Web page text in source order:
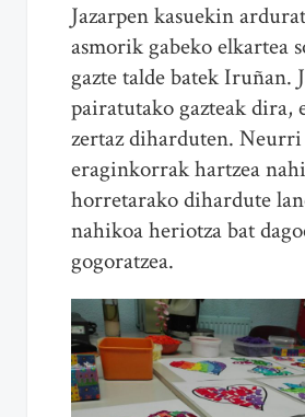
Jazarpen kasuekin
asmorik gabeko elkartea
gazte talde batek Iruñan.
pairatutako gazteak dira,
zertaz diharduten. Neurri
eraginkorrak hartzea
horretarako dihardute
nahikoa heriotza bat
gogoratzea.